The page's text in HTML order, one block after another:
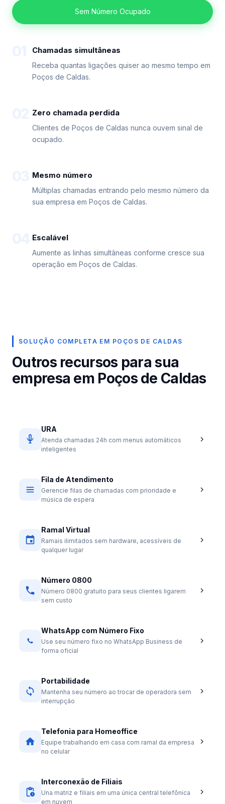
Sem Número Ocupado
Chamadas simultâneas
Receba quantas ligações quiser ao mesmo tempo em
Poços de Caldas.
Zero chamada perdida
Clientes de Poços de Caldas nunca ouvem sinal de
ocupado.
Mesmo número
Múltiplas chamadas entrando pelo mesmo número da
sua empresa em Poços de Caldas.
Escalável
Aumente as linhas simultâneas conforme cresce sua
operação em Poços de Caldas.
SOLUÇÃO COMPLETA EM POÇOS DE CALDAS
Outros recursos para sua
empresa em Poços de Caldas
URA
Atenda chamadas 24h com menus automáticos
inteligentes
Fila de Atendimento
Gerencie filas de chamadas com prioridade e
música de espera
Ramal Virtual
Ramais ilimitados sem hardware, acessíveis de
qualquer lugar
Número 0800
Número 0800 gratuito para seus clientes ligarem
sem custo
WhatsApp com Número Fixo
Use seu número fixo no WhatsApp Business de
forma oficial
Portabilidade
Mantenha seu número ao trocar de operadora sem
interrupção
Telefonia para Homeoffice
Equipe trabalhando em casa com ramal da empresa
no celular
Interconexão de Filiais
Una matriz e filiais em uma única central telefônica
em nuvem